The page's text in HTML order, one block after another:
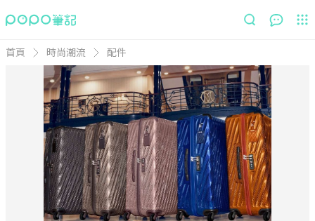
首頁 時尚潮流 配件